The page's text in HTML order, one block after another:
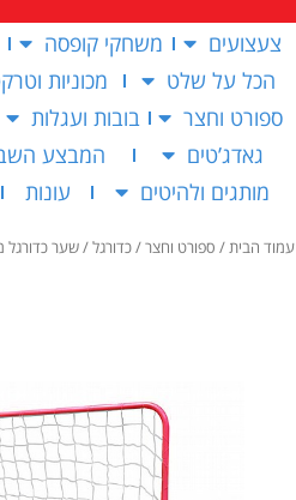
צעצועים משחקי קופסה
הכל על שלט
מכוניות
ספורט וחצר
בובות ועגלות
גאדג’טים
המבצע
מותגים ולהיטים
עונות
עמוד הבית/ ספורט וחצר/כדורגל/ שער כדורגל